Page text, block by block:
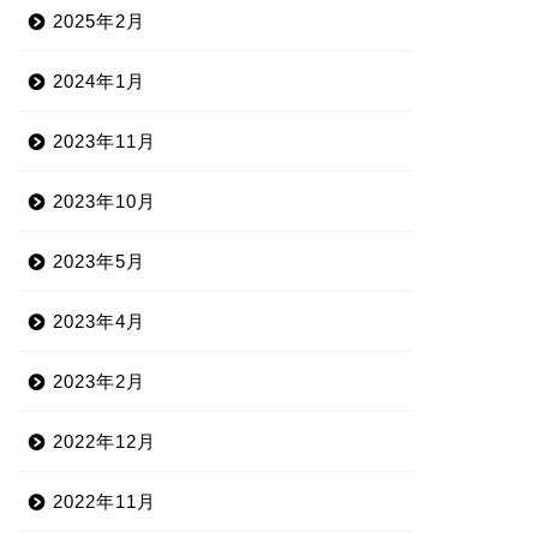
2025年2月
2024年1月
2023年11月
2023年10月
2023年5月
2023年4月
2023年2月
2022年12月
2022年11月